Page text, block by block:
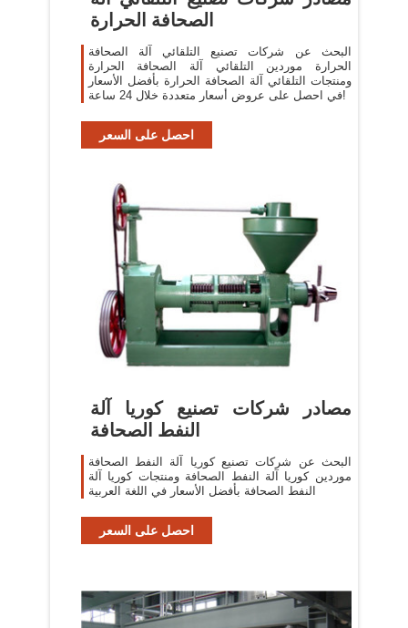
الصحافة الحرارة
البحث عن شركات تصنيع التلقائي آلة الصحافة
الحرارة موردين التلقائي آلة الصحافة الحرارة
ومنتجات التلقائي آلة الصحافة الحرارة بأفضل الأسعار
في احصل على عروض أسعار متعددة خلال 24 ساعة!
احصل على السعر
مصادر شركات تصنيع كوريا آلة
النفط الصحافة
البحث عن شركات تصنيع كوريا آلة النفط الصحافة
موردين كوريا آلة النفط الصحافة ومنتجات كوريا آلة
النفط الصحافة بأفضل الأسعار في اللغة العربية
احصل على السعر